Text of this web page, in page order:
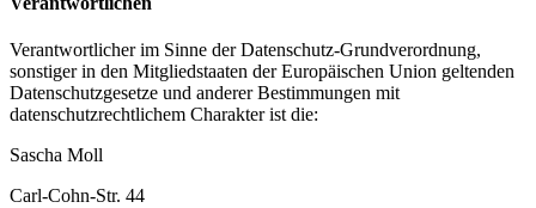
Verantwortlicher im Sinne der Datenschutz-Grundverordnung,
sonstiger in den Mitgliedstaaten der Europäischen Union geltenden
Datenschutzgesetze und anderer Bestimmungen mit
datenschutzrechtlichem Charakter ist die:
Sascha Moll
Carl-Cohn-Str. 44